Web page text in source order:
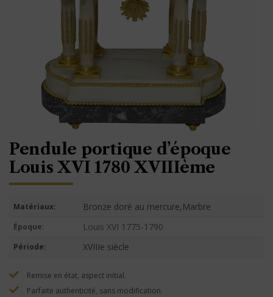
Pendule portique d’époque
Louis XVI 1780 XVIIIème
Matériaux: Bronze doré au mercure,Marbre
Époque: Louis XVI 1775-1790
Période: XVIIIe siècle
Remise en état, aspect initial.
Parfaite authenticité, sans modification.